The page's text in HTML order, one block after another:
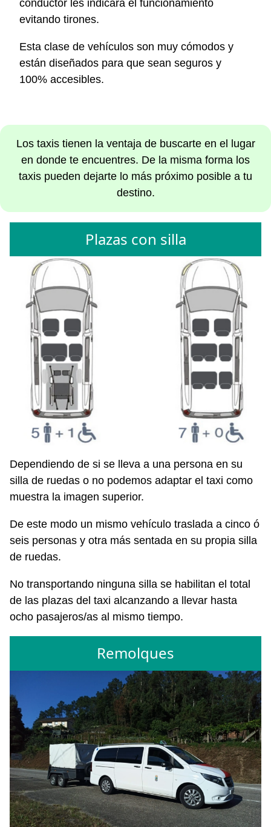
conductor les indicará el funcionamiento
evitando tirones.
Esta clase de vehículos son muy cómodos y
están diseñados para que sean seguros y
100% accesibles.
Los taxis tienen la ventaja de buscarte en el lugar
en donde te encuentres. De la misma forma los
taxis pueden dejarte lo más próximo posible a tu
destino.
Plazas con silla
Dependiendo de si se lleva a una persona en su
silla de ruedas o no podemos adaptar el taxi como
muestra la imagen superior.
De este modo un mismo vehículo traslada a cinco ó
seis personas y otra más sentada en su propia silla
de ruedas.
No transportando ninguna silla se habilitan el total
de las plazas del taxi alcanzando a llevar hasta
ocho pasajeros/as al mismo tiempo.
Remolques